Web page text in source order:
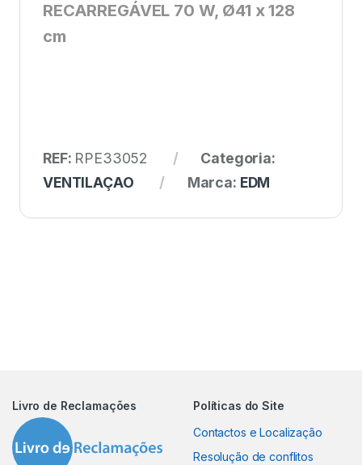
RECARREGÁVEL 70 W, Ø41 x 128
cm
REF: RPE33052
Categoria:
VENTILAÇAO
Marca: EDM
Livro de Reclamações
Políticas do Site
Contactos e Localização
Resolução de conflitos